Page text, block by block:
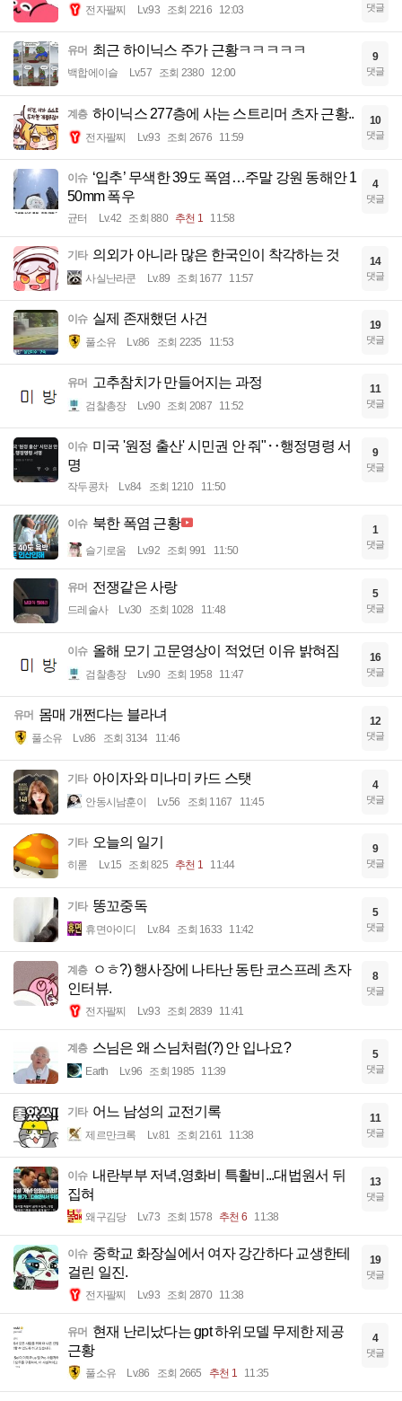
전자팔찌 Lv.93 조회 2216 12:03 댓글
유머 최근 하이닉스 주가 근황ㅋㅋㅋㅋㅋ
백합에이슬 Lv.57 조회 2380 12:00
9
댓글
계층 하이닉스 277층에 사는 스트리머 츠자 근황..
전자팔찌 Lv.93 조회 2676 11:59
10
댓글
이슈 ‘입추’ 무색한 39도 폭염…주말 강원 동해안 1
50mm 폭우
균터 Lv.42 조회 880 추천 1 11:58
4
댓글
기타 의외가 아니라 많은 한국인이 착각하는 것
사실난라쿤 Lv.89 조회 1677 11:57
14
댓글
이슈 실제 존재했던 사건
풀소유 Lv.86 조회 2235 11:53
19
댓글
유머 고추참치가 만들어지는 과정
검찰총장 Lv.90 조회 2087 11:52
11
댓글
이슈 미국 '원정 출산' 시민권 안 줘"‥행정명령 서
명
작두콩차 Lv.84 조회 1210 11:50
9
댓글
이슈 북한 폭염 근황
슬기로움 Lv.92 조회 991 11:50
1
댓글
유머 전쟁같은 사랑
드레술사 Lv.30 조회 1028 11:48
5
댓글
이슈 올해 모기 고문영상이 적었던 이유 밝혀짐
검찰총장 Lv.90 조회 1958 11:47
16
댓글
유머 몸매 개쩐다는 블라녀
풀소유 Lv.86 조회 3134 11:46
12
댓글
기타 아이자와 미나미 카드 스탯
안동시남훈이 Lv.56 조회 1167 11:45
4
댓글
기타 오늘의 일기
히롣 Lv.15 조회 825 추천 1 11:44
9
댓글
기타 똥꼬중독
휴면아이디 Lv.84 조회 1633 11:42
5
댓글
계층
ㅇㅎ?) 행사장에 나타난 동탄 코스프레 츠자
인터뷰.
전자팔찌 Lv.93 조회 2839 11:41
8
댓글
계층 스님은 왜 스님처럼(?) 안 입나요?
Earth Lv.96 조회 1985 11:39
5
댓글
기타 어느 남성의 교전기록
제르만크록 Lv.81 조회 2161 11:38
11
댓글
이슈 내란부부 저녁,영화비 특활비...대법원서 뒤
집혀
왜구김당 Lv.73 조회 1578 추천 6 11:38
13
댓글
이슈 중학교 화장실에서 여자 강간하다 교생한테
걸린 일진.
전자팔찌 Lv.93 조회 2870 11:38
19
댓글
유머 현재 난리났다는 gpt 하위모델 무제한 제공
근황
풀소유 Lv.86 조회 2665 추천 1 11:35
4
댓글